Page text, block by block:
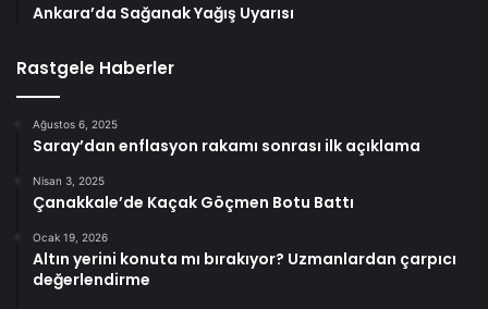
Ankara’da Sağanak Yağış Uyarısı
Rastgele Haberler
Ağustos 6, 2025
Saray’dan enflasyon rakamı sonrası ilk açıklama
Nisan 3, 2025
Çanakkale’de Kaçak Göçmen Botu Battı
Ocak 19, 2026
Altın yerini konuta mı bırakıyor? Uzmanlardan çarpıcı
değerlendirme